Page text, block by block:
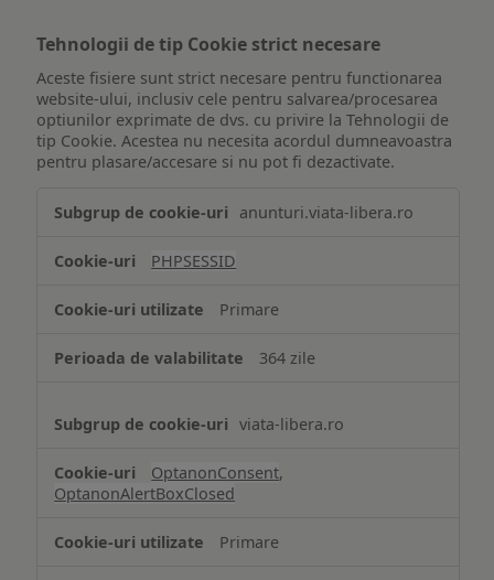
Tehnologii de tip Cookie strict necesare
Aceste fisiere sunt strict necesare pentru functionarea
website-ului, inclusiv cele pentru salvarea/procesarea
optiunilor exprimate de dvs. cu privire la Tehnologii de
tip Cookie. Acestea nu necesita acordul dumneavoastra
pentru plasare/accesare si nu pot fi dezactivate.
de
Cookie
necesare
anunturi.viata-libera.ro
PHPSESSID
Primare
364 zile
viata-libera.ro
OptanonConsent,
OptanonAlertBoxClosed
Primare